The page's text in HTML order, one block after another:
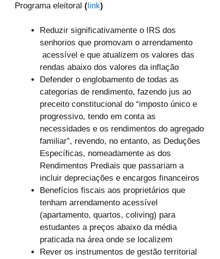
Programa eleitoral (link)
Reduzir significativamente o IRS dos
senhorios que promovam o arrendamento
acessível e que atualizem os valores das
rendas abaixo dos valores da inflação
Defender o englobamento de todas as
categorias de rendimento, fazendo jus ao
preceito constitucional do “imposto único e
progressivo, tendo em conta as
necessidades e os rendimentos do agregado
familiar”, revendo, no entanto, as Deduções
Específicas, nomeadamente as dos
Rendimentos Prediais que passariam a
incluir depreciações e encargos financeiros
Benefícios fiscais aos proprietários que
tenham arrendamento acessível
(apartamento, quartos, coliving) para
estudantes a preços abaixo da média
praticada na área onde se localizem
Rever os instrumentos de gestão territorial